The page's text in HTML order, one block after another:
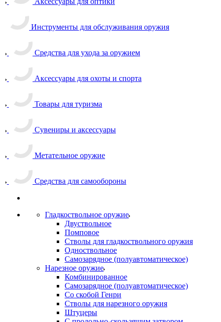
Инструменты для обслуживания оружия
Средства для ухода за оружием
Аксессуары для охоты и спорта
Товары для туризма
Сувениры и аксессуары
Метательное оружие
Средства для самообороны
Гладкоствольное оружие
Двуствольное
Помповое
Стволы для гладкоствольного оружия
Одноствольное
Самозарядное (полуавтоматическое)
Нарезное оружие
Комбинированное
Самозарядное (полуавтоматическое)
Со скобой Генри
Стволы для нарезного оружия
Штуцеры